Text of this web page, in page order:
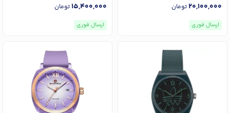
20,100,000تومان
ارسال فوری
15,400,000تومان
ارسال فوری